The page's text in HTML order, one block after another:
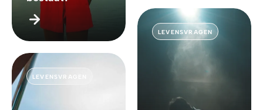
LEVENSVRAGEN
LEVENSVRAGEN